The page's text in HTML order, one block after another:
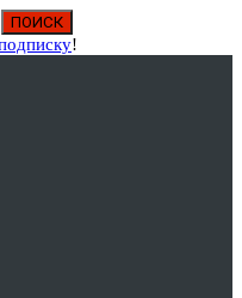
!